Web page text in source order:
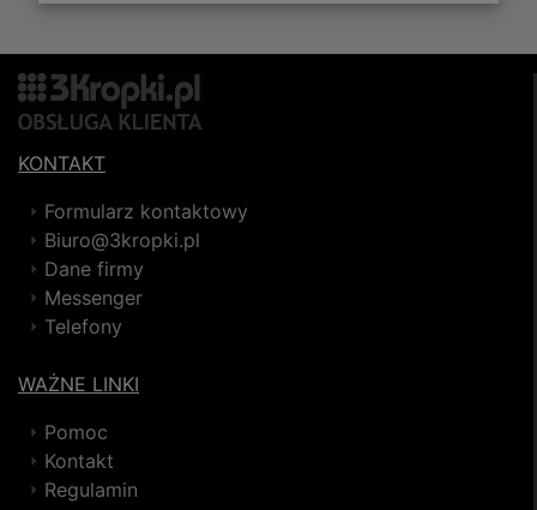
KONTAKT
Formularz kontaktowy
Biuro@3kropki.pl
Dane firmy
Messenger
Telefony
WAŻNE LINKI
Pomoc
Kontakt
Regulamin